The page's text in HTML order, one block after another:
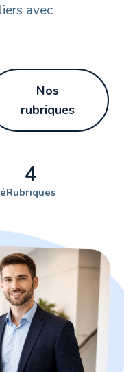
avec
Nos
rubriques
4
Rubriques